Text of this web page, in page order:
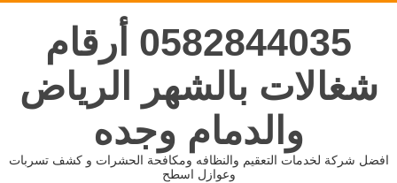
0582844035 أرقام
شغالات بالشهر الرياض
والدمام وجده
افضل شركة لخدمات التعقيم والنظافه ومكافحة الحشرات و كشف تسربات
وعوازل اسطح